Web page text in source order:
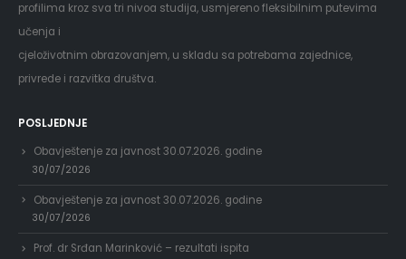
profilima kroz sva tri nivoa studija, usmjereno fleksibilnim putevima
učenja i
cjeloživotnim obrazovanjem, u skladu sa potrebama zajednice,
privrede i razvitka društva.
POSLJEDNJE
Obavještenje za javnost 30.07.2026. godine
30/07/2026
Obavještenje za javnost 30.07.2026. godine
30/07/2026
Prof. dr Srđan Marinković – rezultati ispita